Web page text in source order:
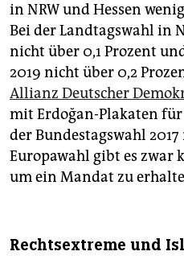
in NRW und Hessen
Bei der Landtagswahl in
nicht über 0,1 Prozent
2019 nicht über 0,2
Allianz Deutscher
mit Erdoğan-Plakaten
der Bundestagswahl
Europawahl gibt es zwar
um ein Mandat zu
Rechtsextreme und